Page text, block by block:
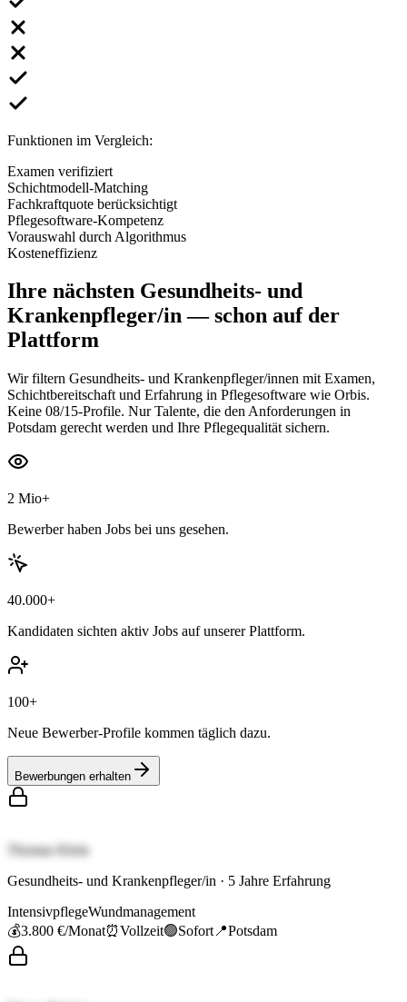
Funktionen im Vergleich:
Examen verifiziert
Schichtmodell-Matching
Fachkraftquote berücksichtigt
Pflegesoftware-Kompetenz
Vorauswahl durch Algorithmus
Kosteneffizienz
Ihre nächsten Gesundheits- und
Krankenpfleger/in— schon auf der
Plattform
Wir filtern Gesundheits- und Krankenpfleger/innen mit Examen,
Schichtbereitschaft und Erfahrung in Pflegesoftware wie Orbis.
Keine 08/15-Profile. Nur Talente, die den Anforderungen in
Potsdam gerecht werden und Ihre Pflegequalität sichern.
2 Mio+
Bewerber haben Jobs bei uns gesehen.
40.000+
Kandidaten sichten aktiv Jobs auf unserer Plattform.
100+
Neue Bewerber-Profile kommen täglich dazu.
Bewerbungen erhalten
Thomas Klein
Gesundheits- und Krankenpfleger/in · 5 Jahre Erfahrung
IntensivpflegeWundmanagement
💰3.800 €/Monat⏰Vollzeit🟢Sofort 📍Potsdam